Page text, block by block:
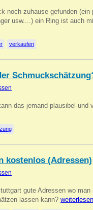
noch zuhause gefunden (ein
usw....) ein Ring ist auch
verkaufen
das jemand plausibel und
kostenlos (Adressen)
gute Adressen wo
lassen kann? weiterlesen